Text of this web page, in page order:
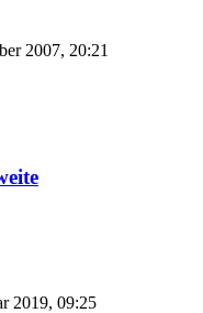
2007, 20:21
2019, 09:25